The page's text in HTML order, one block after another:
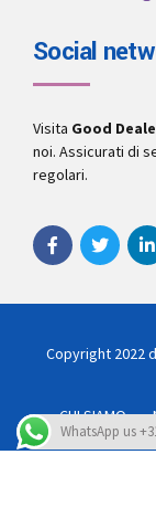
Social
Visita Good
noi. Assicurati di
regolari.
Copyright 2022
CHI SIAMO
WhatsApp us